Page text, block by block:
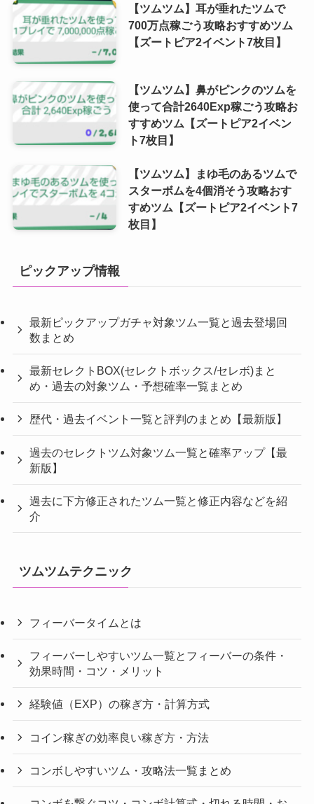
【ツムツム】耳が垂れたツムで
700万点稼ごう攻略おすすめツム
【ズートピア2イベント7枚目】
【ツムツム】鼻がピンクのツムを
使って合計2640Exp稼ごう攻略お
すすめツム【ズートピア2イベン
ト7枚目】
【ツムツム】まゆ毛のあるツムで
スターボムを4個消そう攻略おす
すめツム【ズートピア2イベント7
枚目】
ピックアップ情報
最新ピックアップガチャ対象ツム一覧と過去登場回
数まとめ
最新セレクトBOX(セレクトボックス/セレボ)まと
め・過去の対象ツム・予想確率一覧まとめ
歴代・過去イベント一覧と評判のまとめ【最新版】
過去のセレクトツム対象ツム一覧と確率アップ【最
新版】
過去に下方修正されたツム一覧と修正内容などを紹
介
ツムツムテクニック
フィーバータイムとは
フィーバーしやすいツム一覧とフィーバーの条件・
効果時間・コツ・メリット
経験値（EXP）の稼ぎ方・計算方式
コイン稼ぎの効率良い稼ぎ方・方法
コンボしやすいツム・攻略法一覧まとめ